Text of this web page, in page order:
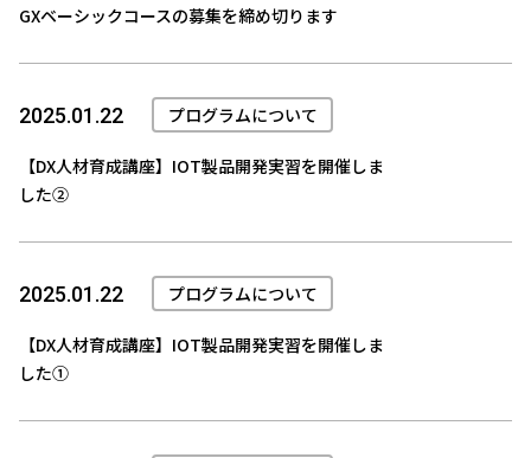
GXベーシックコースの募集を締め切ります
2025.01.22 プログラムについて
【DX人材育成講座】IOT製品開発実習を開催しま
した②
2025.01.22 プログラムについて
【DX人材育成講座】IOT製品開発実習を開催しま
した①